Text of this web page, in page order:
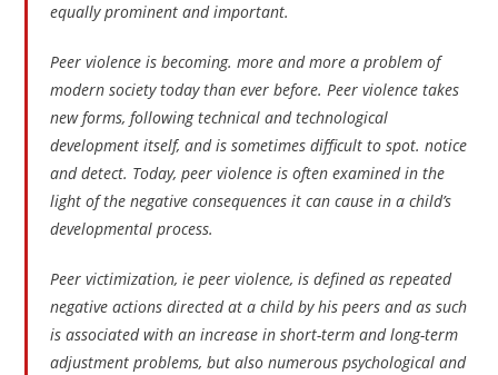
equally prominent and important.
Peer violence is becoming. more and more a problem of
modern society today than ever before. Peer violence takes
new forms, following technical and technological
development itself, and is sometimes difficult to spot. notice
and detect. Today, peer violence is often examined in the
light of the negative consequences it can cause in a child’s
developmental process.
Peer victimization, ie peer violence, is defined as repeated
negative actions directed at a child by his peers and as such
is associated with an increase in short-term and long-term
adjustment problems, but also numerous psychological and